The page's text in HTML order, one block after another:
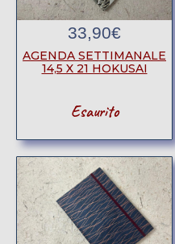
33,90€
AGENDA SETTIMANALE
14,5 X 21 HOKUSAI
Esaurito